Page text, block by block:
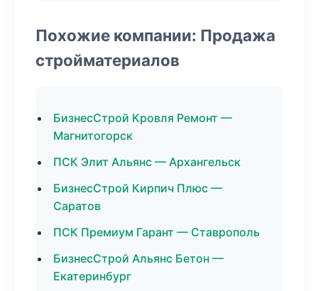
Похожие компании: Продажа
стройматериалов
БизнесСтрой Кровля Ремонт —
Магнитогорск
ПСК Элит Альянс — Архангельск
БизнесСтрой Кирпич Плюс —
Саратов
ПСК Премиум Гарант — Ставрополь
БизнесСтрой Альянс Бетон —
Екатеринбург